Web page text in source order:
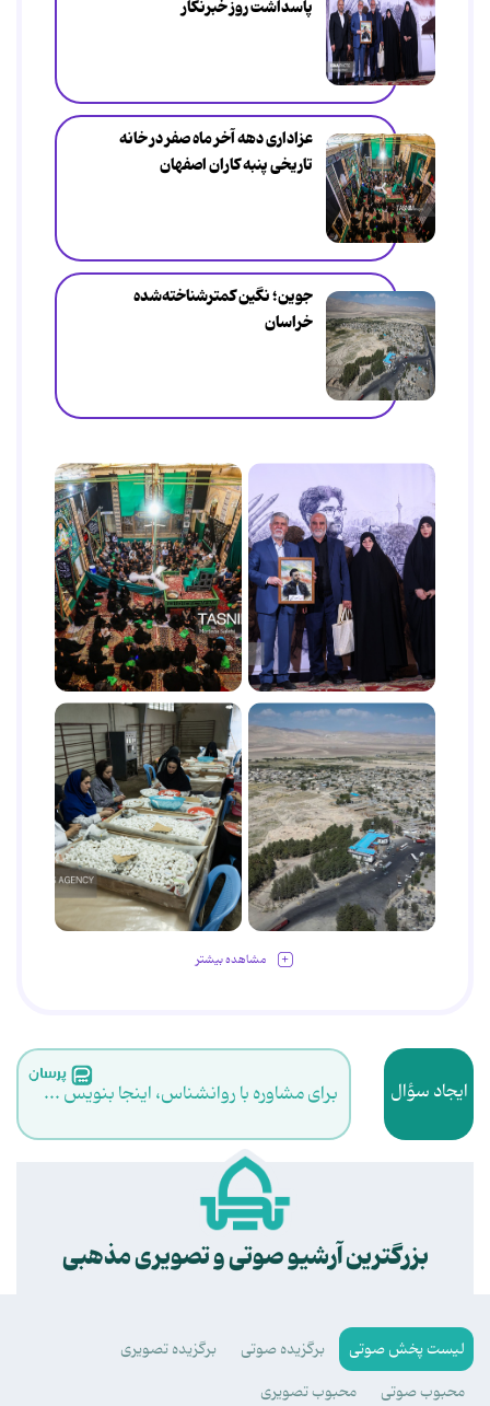
پاسداشت روز خبرنگار
عزاداری دهه آخر ماه صفر در خانه
تاریخی پنبه کاران اصفهان
جوین؛ نگین کمترشناخته‌شده
خراسان
مشاهده بیشتر
ایجاد سؤال برای مشاوره با روانشناس، اینجا بنویس ...
.
بزرگترین آرشیو صوتی و تصویری مذهبی
لیست پخش صوتی برگزیده صوتی
برگزیده تصویری
محبوب صوتی
محبوب تصویری